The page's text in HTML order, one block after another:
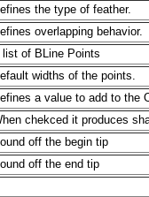
the type of feather.
overlapping behavior.
list of BLine Points
widths of the points.
a value to add to the
chekced it produces
off the begin tip
off the end tip